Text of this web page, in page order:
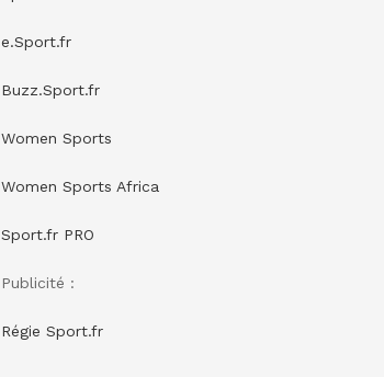
e.Sport.fr
Buzz.Sport.fr
Women Sports
Women Sports Africa
Sport.fr PRO
Publicité :
Régie Sport.fr